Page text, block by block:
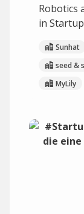
Robotics
in
Sunhat
seed &
MyLily